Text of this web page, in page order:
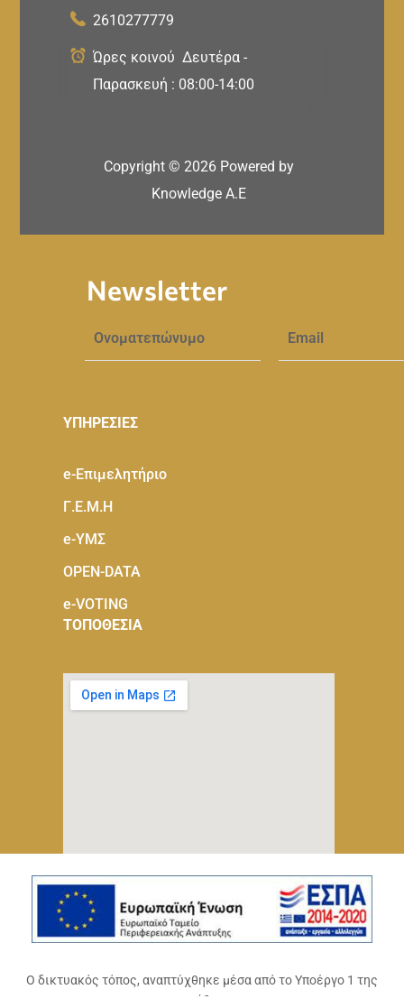
2610277779
Ώρες κοινού Δευτέρα -
Παρασκευή : 08:00-14:00
Copyright © 2026 Powered by
Knowledge A.E
Newsletter
ΥΠΗΡΕΣΙΕΣ
e-Eπιμελητήριο
Γ.Ε.Μ.Η
e-ΥΜΣ
OPEN-DATA
e-VOTING
ΤΟΠΟΘΕΣΙΑ
Ο δικτυακός τόπος, αναπτύχθηκε μέσα από το Υποέργο 1 της
πράξης